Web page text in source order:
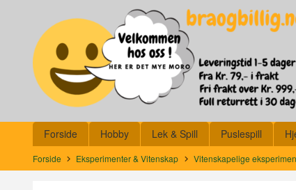
innholdet
Produkter
Forside Hobby Lek & Spill Puslespill
Forside Eksperimenter & Vitenskap Vitenskapelige